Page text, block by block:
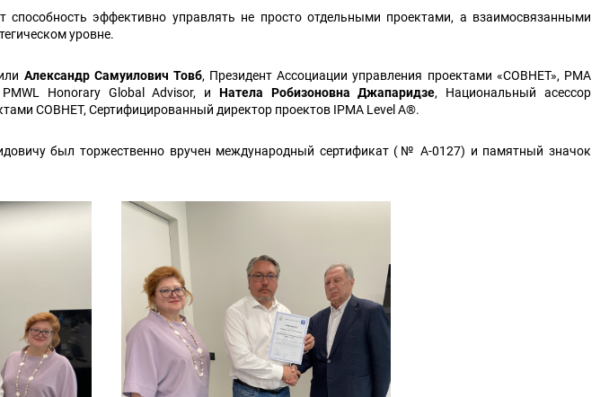
способность эффективно управлять не просто отдельными проектами, а взаимосвязанными
уровне.
Александр Самуилович Товб, Президент Ассоциации управления проектами «СОВНЕТ», PMA
Honorary Global Advisor, и Натела Робизоновна Джапаридзе, Национальный асессор
СОВНЕТ, Сертифицированный директор проектов IPMA Level A®.
был торжественно вручен международный сертификат (№ А-0127) и памятный значок